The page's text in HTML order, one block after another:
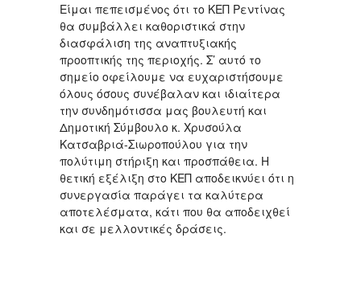
Είμαι πεπεισμένος ότι το ΚΕΠ Ρεντίνας
θα συμβάλλει καθοριστικά στην
διασφάλιση της αναπτυξιακής
προοπτικής της περιοχής. Σ’ αυτό το
σημείο οφείλουμε να ευχαριστήσουμε
όλους όσους συνέβαλαν και ιδιαίτερα
την συνδημότισσα μας βουλευτή και
Δημοτική Σύμβουλο κ. Χρυσούλα
Κατσαβριά-Σιωροπούλου για την
πολύτιμη στήριξη και προσπάθεια. Η
θετική εξέλιξη στο ΚΕΠ αποδεικνύει ότι η
συνεργασία παράγει τα καλύτερα
αποτελέσματα, κάτι που θα αποδειχθεί
και σε μελλοντικές δράσεις.